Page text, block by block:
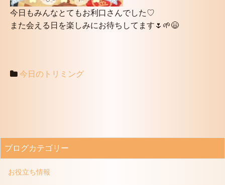
今日もみんなとてもお利口さんでした♡
また会える日を楽しみにお待ちしてます🌷🌱😄
今日のトリミング
ブログカテゴリー
お役立ち情報